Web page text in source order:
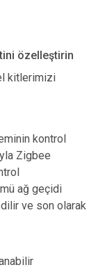
özelleştirin
kitlerimizi
kontrol
Zigbee
ağ geçidi
ve son olarak